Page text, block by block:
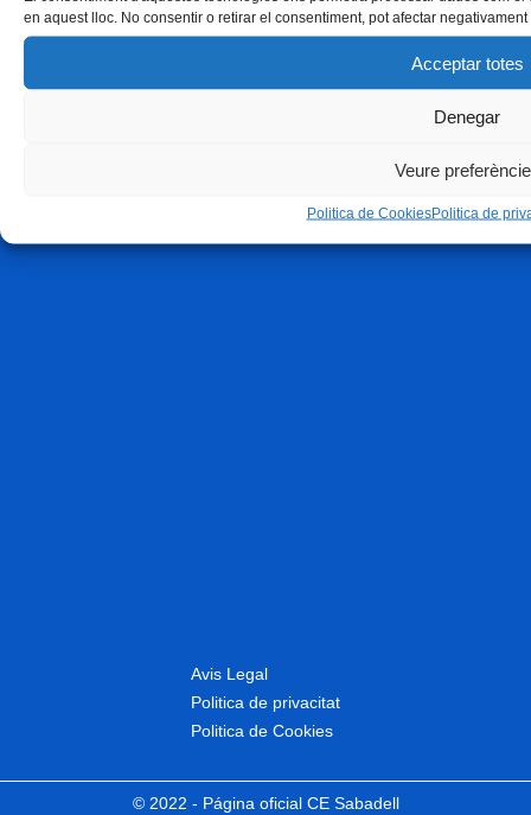
en aquest lloc. No consentir o retirar el consentiment, pot afectar
Acceptar totes
Denegar
Veure
Politica de CookiesPolitica de
Avis Legal
Politica de privacitat
Politica de Cookies
© 2022 - Página oficial CE Sabadell